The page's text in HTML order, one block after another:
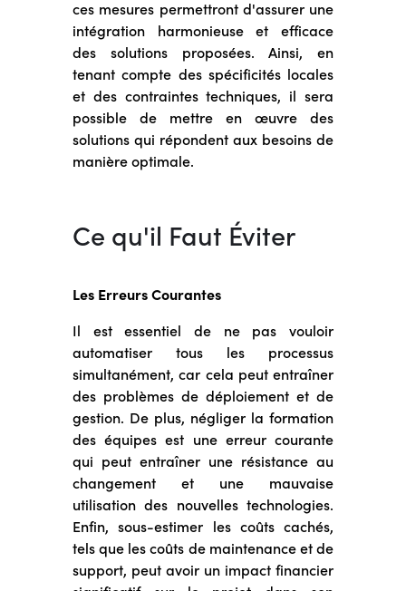
ces mesures permettront d'assurer une
intégration harmonieuse et efficace
des solutions proposées. Ainsi, en
tenant compte des spécificités locales
et des contraintes techniques, il sera
possible de mettre en œuvre des
solutions qui répondent aux besoins de
manière optimale.
Ce qu'il Faut Éviter
Les Erreurs Courantes
Il est essentiel de ne pas vouloir
automatiser tous les processus
simultanément, car cela peut entraîner
des problèmes de déploiement et de
gestion. De plus, négliger la formation
des équipes est une erreur courante
qui peut entraîner une résistance au
changement et une mauvaise
utilisation des nouvelles technologies.
Enfin, sous-estimer les coûts cachés,
tels que les coûts de maintenance et de
support, peut avoir un impact financier